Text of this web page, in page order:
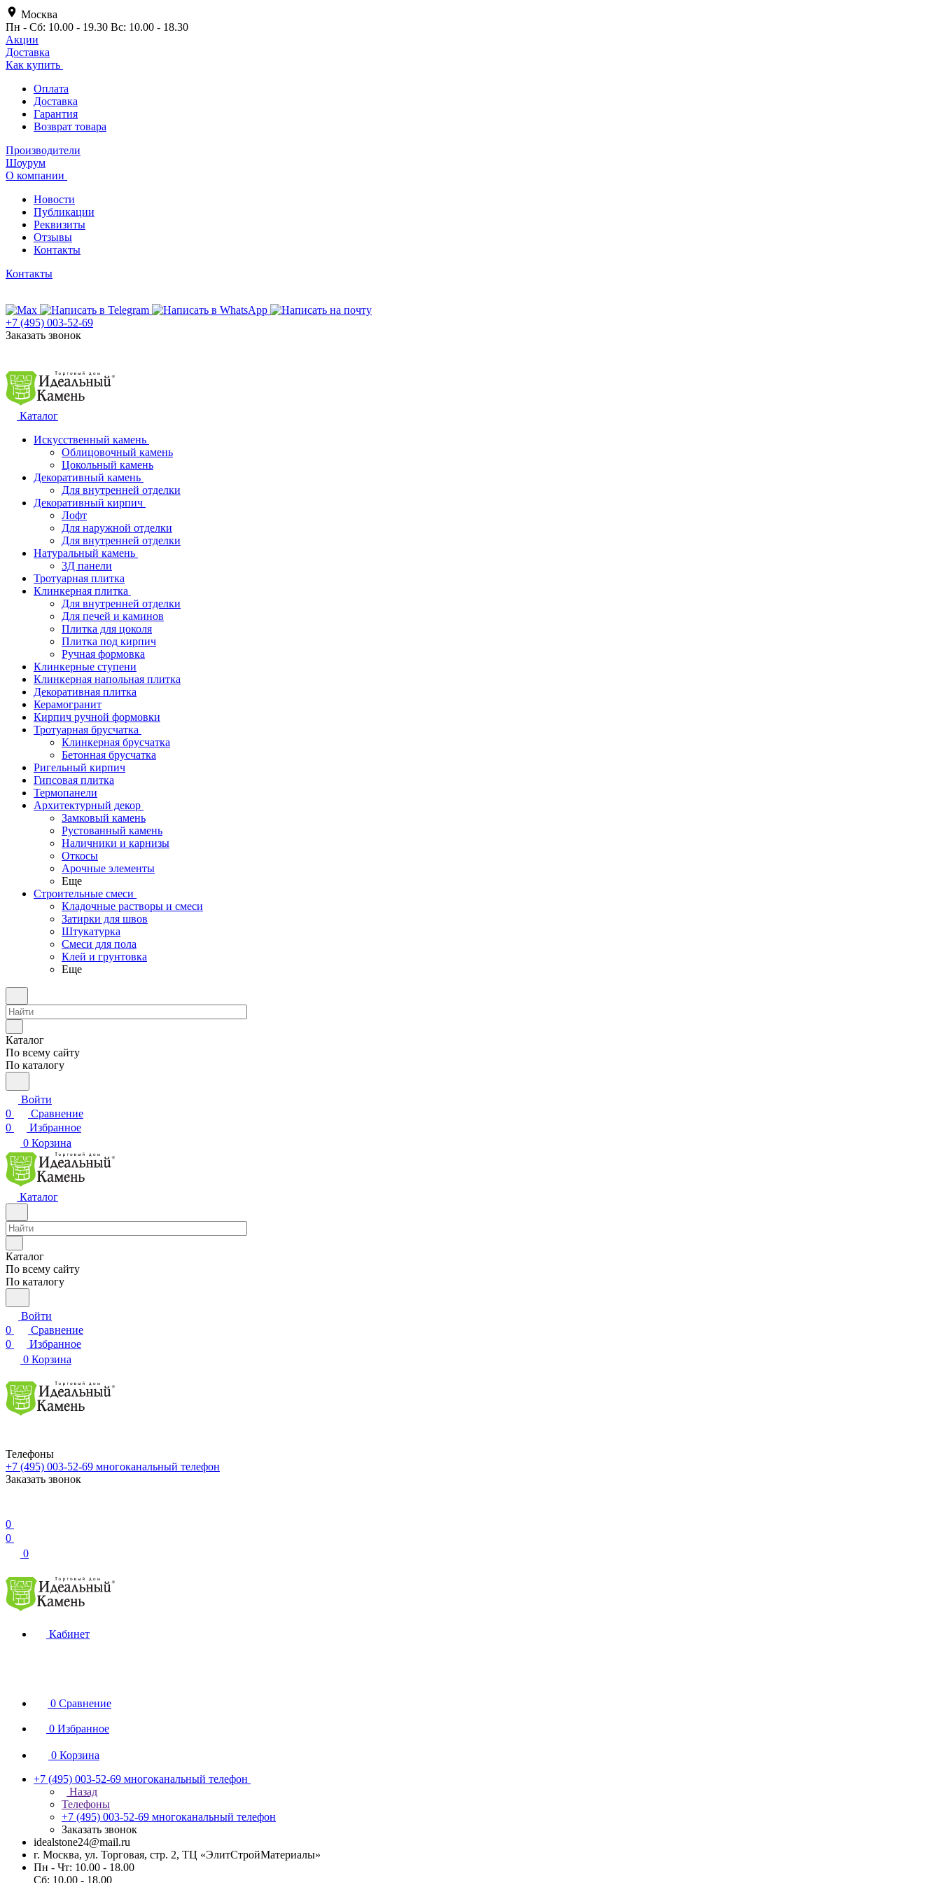
Москва
Пн - Сб: 10.00 - 19.30 Вс: 10.00 - 18.30
Акции
Доставка
Как купить
Оплата
Доставка
Гарантия
Возврат товара
Производители
Шоурум
О компании
Новости
Публикации
Реквизиты
Отзывы
Контакты
Контакты
+7 (495) 003-52-69
Заказать звонок
Каталог
Искусственный камень
Облицовочный камень
Цокольный камень
Декоративный камень
Для внутренней отделки
Декоративный кирпич
Лофт
Для наружной отделки
Для внутренней отделки
Натуральный камень
3Д панели
Тротуарная плитка
Клинкерная плитка
Для внутренней отделки
Для печей и каминов
Плитка для цоколя
Плитка под кирпич
Ручная формовка
Клинкерные ступени
Клинкерная напольная плитка
Декоративная плитка
Керамогранит
Кирпич ручной формовки
Тротуарная брусчатка
Клинкерная брусчатка
Бетонная брусчатка
Ригельный кирпич
Гипсовая плитка
Термопанели
Архитектурный декор
Замковый камень
Рустованный камень
Наличники и карнизы
Откосы
Арочные элементы
Еще
Строительные смеси
Кладочные растворы и смеси
Затирки для швов
Штукатурка
Смеси для пола
Клей и грунтовка
Еще
Каталог
По всему сайту
По каталогу
Войти
0
Сравнение
0
Избранное
0 Корзина
Каталог
Каталог
По всему сайту
По каталогу
Войти
0
Сравнение
0
Избранное
0 Корзина
Телефоны
+7 (495) 003-52-69 многоканальный телефон
Заказать звонок
0
0
0
Кабинет
0 Сравнение
0 Избранное
0 Корзина
+7 (495) 003-52-69 многоканальный телефон
Назад
Телефоны
+7 (495) 003-52-69 многоканальный телефон
Заказать звонок
idealstone24@mail.ru
г. Москва, ул. Торговая, стр. 2, ТЦ «ЭлитСтройМатериалы»
Пн - Чт: 10.00 - 18.00
Сб: 10.00 - 18.00